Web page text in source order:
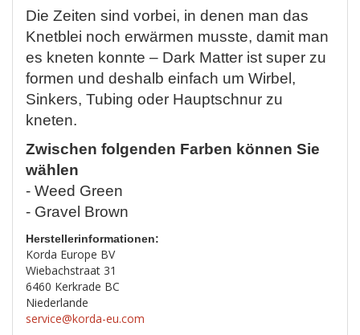
Die Zeiten sind vorbei, in denen man das
Knetblei noch erwärmen musste, damit man
es kneten konnte – Dark Matter ist super zu
formen und deshalb einfach um Wirbel,
Sinkers, Tubing oder Hauptschnur zu
kneten.
Zwischen folgenden Farben können Sie
wählen
- Weed Green
- Gravel Brown
Herstellerinformationen:
Korda Europe BV
Wiebachstraat 31
6460 Kerkrade BC
Niederlande
service@korda-eu.com